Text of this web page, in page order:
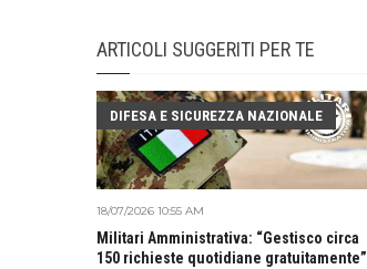
ARTICOLI SUGGERITI PER TE
DIFESA E SICUREZZA NAZIONALE
18/07/2026 10:55 AM
Militari Amministrativa: “Gestisco circa
150 richieste quotidiane gratuitamente”